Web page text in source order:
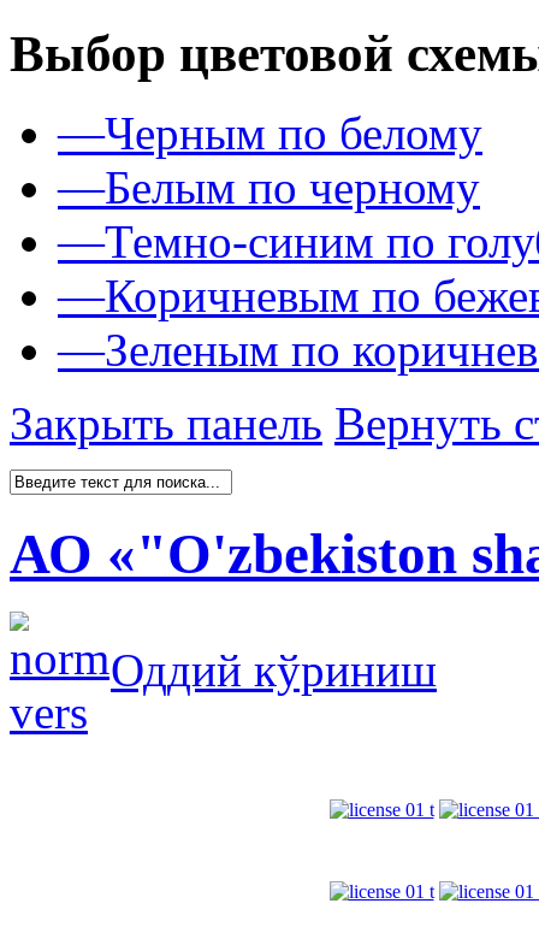
Выбор цветовой
—Черным по белому
—Белым по черному
—Темно-синим по
—Коричневым по
—Зеленым по
Закрыть панель Вернуть
АО «"O'zbekiston
Оддий кўриниш